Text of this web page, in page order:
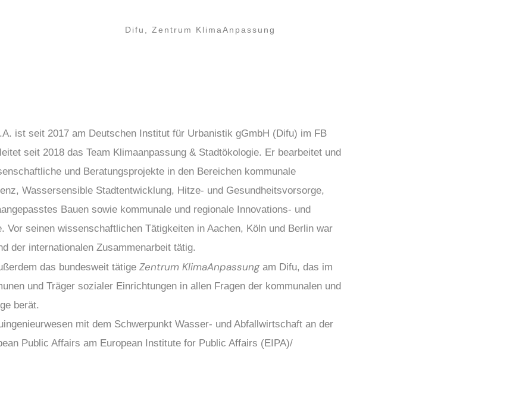
Difu, Zentrum KlimaAnpassung
ist seit 2017 am Deutschen Institut für Urbanistik gGmbH (Difu) im FB
seit 2018 das Team Klimaanpassung & Stadtökologie. Er bearbeitet und
und Beratungsprojekte in den Bereichen kommunale
Wassersensible Stadtentwicklung, Hitze- und Gesundheitsvorsorge,
Bauen sowie kommunale und regionale Innovations- und
Vor seinen wissenschaftlichen Tätigkeiten in Aachen, Köln und Berlin war
der internationalen Zusammenarbeit tätig.
das bundesweit tätige Zentrum KlimaAnpassungam Difu, das im
und Träger sozialer Einrichtungen in allen Fragen der kommunalen und
berät.
mit dem Schwerpunkt Wasser- und Abfallwirtschaft an der
Public Affairs am European Institute for Public Affairs (EIPA)/